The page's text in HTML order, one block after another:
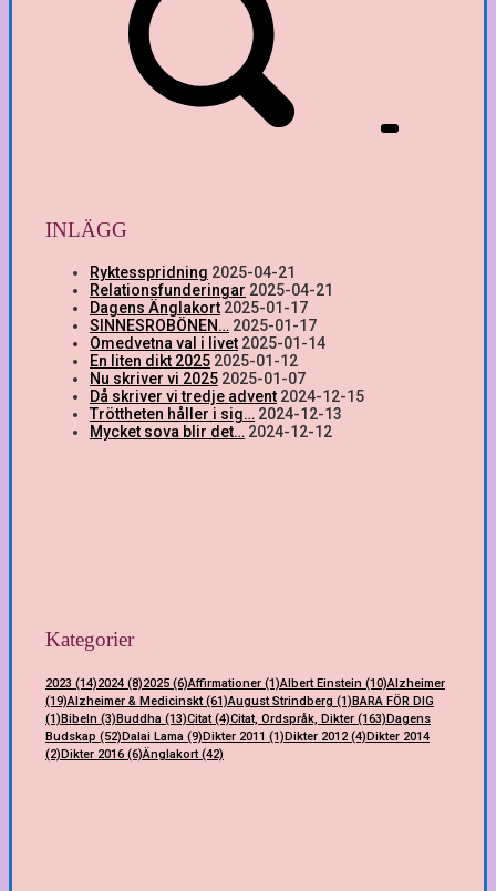
INLÄGG
Ryktesspridning 2025-04-21
Relationsfunderingar 2025-04-21
Dagens Änglakort 2025-01-17
SINNESROBÖNEN… 2025-01-17
Omedvetna val i livet 2025-01-14
En liten dikt 2025 2025-01-12
Nu skriver vi 2025 2025-01-07
Då skriver vi tredje advent 2024-12-15
Tröttheten håller i sig… 2024-12-13
Mycket sova blir det… 2024-12-12
Kategorier
2023 (14)2024 (8)2025 (6)Affirmationer (1)Albert Einstein (10)Alzheimer
(19)Alzheimer & Medicinskt (61)August Strindberg (1)BARA FÖR DIG
(1)Bibeln (3)Buddha (13)Citat (4)Citat, Ordspråk, Dikter (163)Dagens
Budskap (52)Dalai Lama (9)Dikter 2011 (1)Dikter 2012 (4)Dikter 2014
(2)Dikter 2016 (6)Änglakort (42)